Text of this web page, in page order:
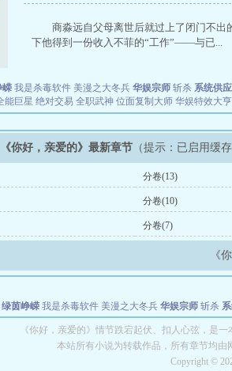
商淼远自父母离世后就过上了闭门不
下他得到一份收入不菲的“工作”——与已...
嵘 我是杀毒软件 美漫之大冬兵 华娱宗师 斩杀 系统供
能巨星 绝对交易 全职武神 位面复制大师 华娱特效大亨
《你好，亲爱的》最新章节 （提示：已启用缓
分卷(13)
分卷(10)
分卷(7)
《
绿茵峥嵘 我是杀毒软件 美漫之大冬兵 华娱宗师 斩杀
教练万岁 都市全能巨星 绝对交易 全职武神 位面复
《你好，亲爱的》情节跌宕起伏、扣人心弦，是
本站所有小说为转载作品，所有章节均
Copyright ©